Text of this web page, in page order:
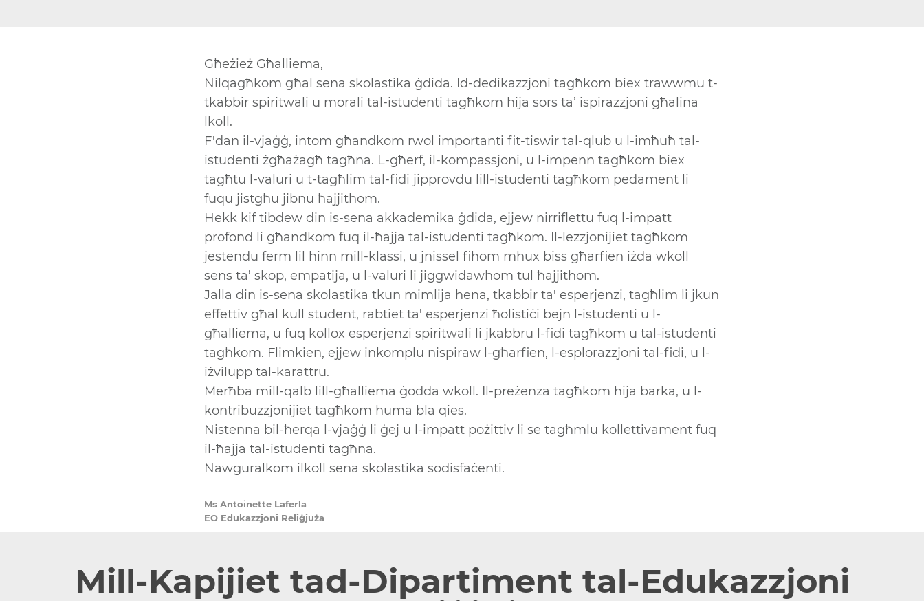
Għeżież Għalliema,
Nilqagħkom għal sena skolastika ġdida. Id-dedikazzjoni tagħkom biex trawwmu t-
tkabbir spiritwali u morali tal-istudenti tagħkom hija sors ta’ ispirazzjoni għalina
lkoll.
F'dan il-vjaġġ, intom għandkom rwol importanti fit-tiswir tal-qlub u l-imħuħ tal-
istudenti żgħażagħ tagħna. L-għerf, il-kompassjoni, u l-impenn tagħkom biex
tagħtu l-valuri u t-tagħlim tal-fidi jipprovdu lill-istudenti tagħkom pedament li
fuqu jistgħu jibnu ħajjithom.
Hekk kif tibdew din is-sena akkademika ġdida, ejjew nirriflettu fuq l-impatt
profond li għandkom fuq il-ħajja tal-istudenti tagħkom. Il-lezzjonijiet tagħkom
jestendu ferm lil hinn mill-klassi, u jnissel fihom mhux biss għarfien iżda wkoll
sens ta’ skop, empatija, u l-valuri li jiggwidawhom tul ħajjithom.
Jalla din is-sena skolastika tkun mimlija hena, tkabbir ta' esperjenzi, tagħlim li jkun
effettiv għal kull student, rabtiet ta' esperjenzi ħolistiċi bejn l-istudenti u l-
għalliema, u fuq kollox esperjenzi spiritwali li jkabbru l-fidi tagħkom u tal-istudenti
tagħkom. Flimkien, ejjew inkomplu nispiraw l-għarfien, l-esplorazzjoni tal-fidi, u l-
iżvilupp tal-karattru.
Merħba mill-qalb lill-għalliema ġodda wkoll. Il-preżenza tagħkom hija barka, u l-
kontribuzzjonijiet tagħkom huma bla qies.
Nistenna bil-ħerqa l-vjaġġ li ġej u l-impatt pożittiv li se tagħmlu kollettivament fuq
il-ħajja tal-istudenti tagħna.
Nawguralkom ilkoll sena skolastika sodisfaċenti.
Ms Antoinette Laferla
EO Edukazzjoni Reliġjuża
Mill-Kapijiet tad-Dipartiment tal-Edukazzjoni